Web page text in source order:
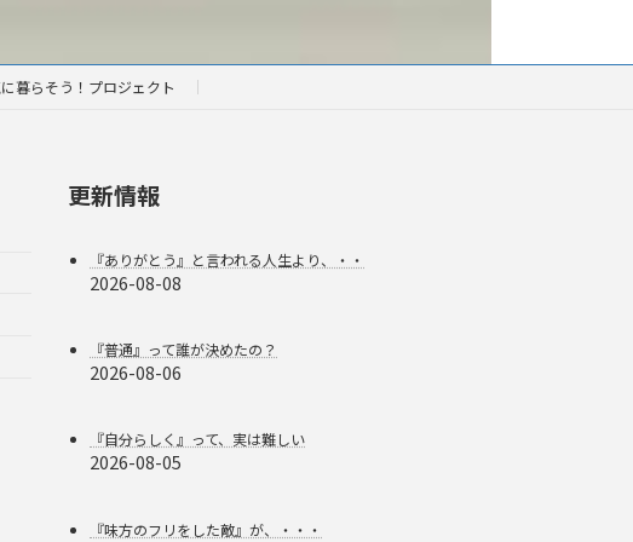
暮らそう！プロジェクト
更新情報
『ありがとう』と言われる人生より、・・
2026-08-08
『普通』って誰が決めたの？
2026-08-06
『自分らしく』って、実は難しい
2026-08-05
『味方のフリをした敵』が、・・・